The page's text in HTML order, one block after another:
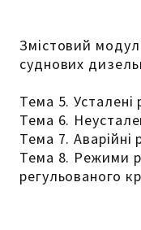
Змістовий
суднових
Тема 5.
Тема 6.
Тема 7.
Тема 8. Режими
регульованого